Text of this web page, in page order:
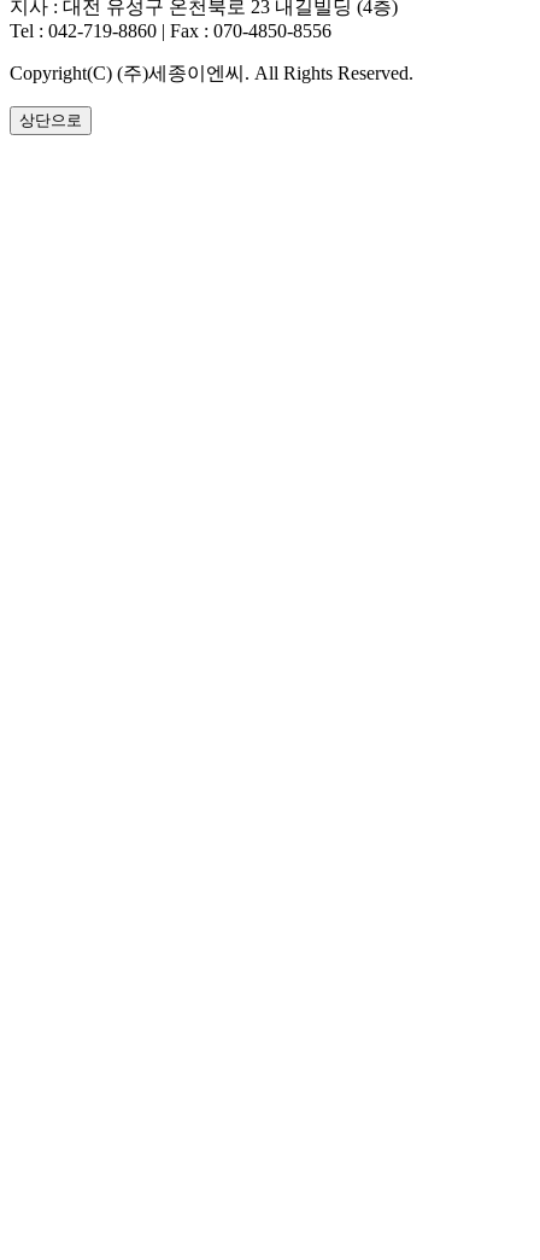
지사 : 대전 유성구 온천북로 23 내길빌딩 (4층)
Tel : 042-719-8860 | Fax : 070-4850-8556
Copyright(C) (주)세종이엔씨. All Rights Reserved.
상단으로